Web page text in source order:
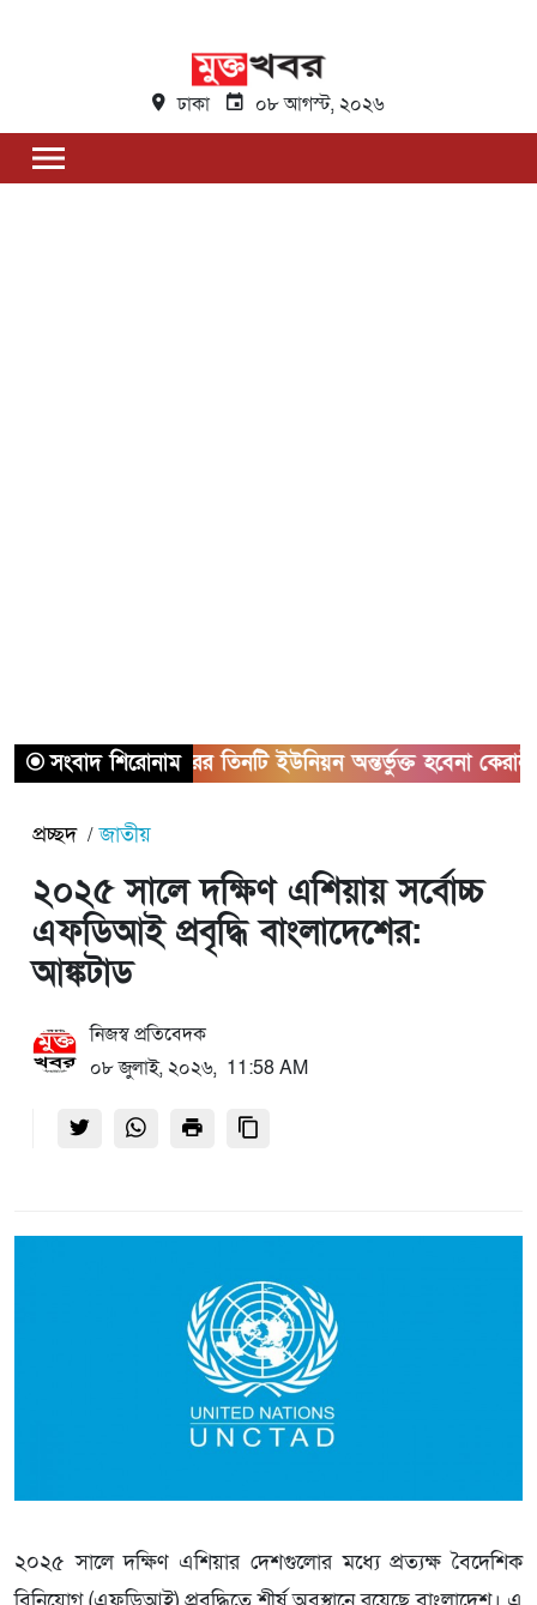
ঢাকা ০৮ আগস্ট, ২০২৬
সংবাদ শিরোনাম
সাভারের তিনটি ইউনিয়ন অন্তর্ভুক্ত হবেনা কেরানীগঞ্জের
প্রচ্ছদ জাতীয়
২০২৫ সালে দক্ষিণ এশিয়ায় সর্বোচ্চ
এফডিআই প্রবৃদ্ধি বাংলাদেশের:
আঙ্কটাড
নিজস্ব প্রতিবেদক
০৮ জুলাই, ২০২৬, 11:58 AM
২০২৫ সালে দক্ষিণ এশিয়ার দেশগুলোর মধ্যে প্রত্যক্ষ বৈদেশিক